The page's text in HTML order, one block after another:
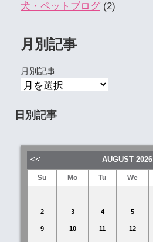
犬・ペットブログ (2)
月別記事
月別記事
日別記事
AUGUST 2026
Su Mo Tu We
2 3 4 5
9 10 11 12